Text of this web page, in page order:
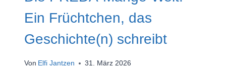
Ein Früchtchen, das
Geschichte(n) schreibt
Von Elfi Jantzen 31. März 2026